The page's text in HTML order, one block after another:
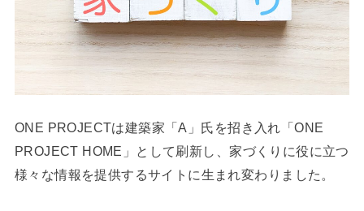
ONE PROJECTは建築家「A」氏を招き入れ「ONE
PROJECT HOME」として刷新し、家づくりに役に立つ
様々な情報を提供するサイトに生まれ変わりました。